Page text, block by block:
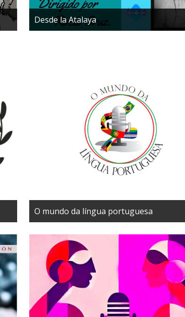
Desde la Atalaya
O mundo da língua portuguesa